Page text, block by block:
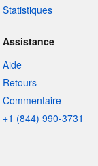
Statistiques
Assistance
Aide
Retours
Commentaire
+1 (844) 990-3731